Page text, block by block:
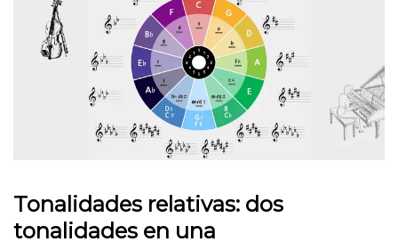
Tonalidades relativas: dos
tonalidades en una